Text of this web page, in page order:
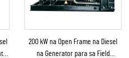
200 kW na Open Frame na Diesel
na Generator para sa Field